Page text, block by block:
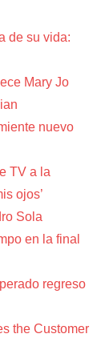
de su vida:
Mary Jo
nuevo
TV a la
ojos’
Sola
en la final
regreso
the Customer